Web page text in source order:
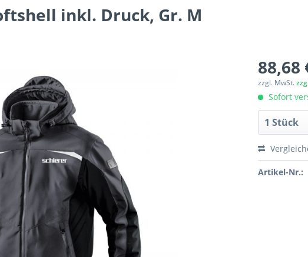
inkl. Druck, Gr. M
88,68
zzgl. MwSt.
Sofort
Artikel-Nr.: